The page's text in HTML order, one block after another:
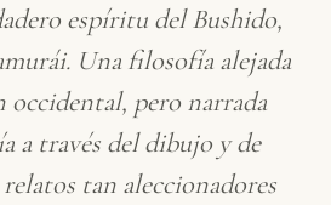
espíritu delBushido,
Una filosofía alejada
occidental, pero narrada
a través del dibujo y de
tan aleccionadores